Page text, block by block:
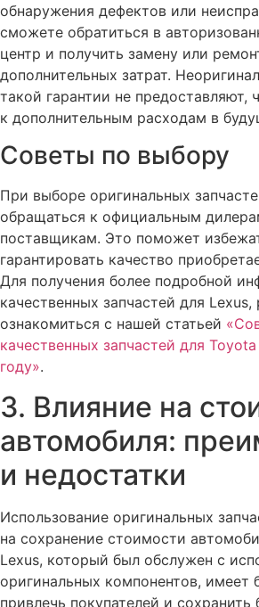
обнаружения дефектов или
сможете обратиться в
центр и получить замену или
дополнительных затрат.
такой гарантии не предоставляют,
к дополнительным расходам в
Советы по выбору
При выборе оригинальных
обращаться к официальным
поставщикам. Это поможет
гарантировать качество
Для получения более подробной
качественных запчастей для
ознакомиться с нашей статьей
качественных запчастей для
году».
3. Влияние на
автомобиля:
и недостатки
Использование оригинальных
на сохранение стоимости
Lexus, который был обслужен с
оригинальных компонентов, имеет
привлечь покупателей и